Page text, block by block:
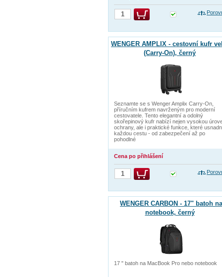
WENGER AMPLIX - cestovní kufr
(Carry-On), černý
Seznamte se s Wenger Amplix Carry-On,
příručním kufrem navrženým pro moderní
cestovatele. Tento elegantní a odolný
skořepinový kufr nabízí nejen vysokou
ochrany, ale i praktické funkce, které
každou cestu - od zabezpečení až po
pohodlné
Cena po přihlášení
WENGER CARBON - 17" batoh na
notebook, černý
17 " batoh na MacBook Pro nebo notebook